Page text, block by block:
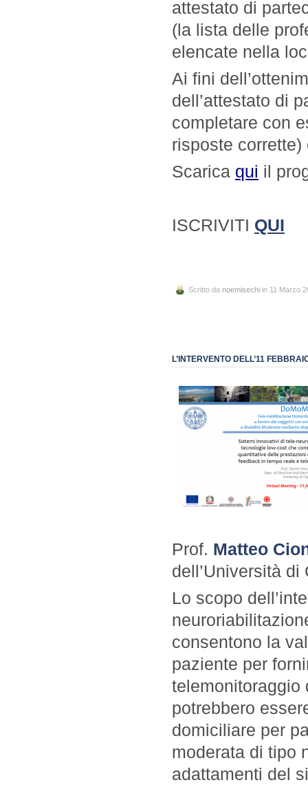
attestato di
(la lista delle
elencate nella
Ai fini
dell’attestato di
completare con
risposte corrette)
Scarica qui il
ISCRIVITI QUI
Scritto da noemisechi in 11 Marzo
L’INTERVENTO DELL’11
Prof. Matteo
dell’Università di
Lo scopo
consentono la
paziente per
telemonitoraggio
potrebbero
domiciliare per
moderata di tipo
adattamenti del